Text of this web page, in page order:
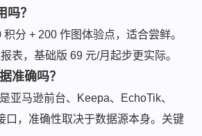
吗？
分 + 200 作图体验点，适合尝鲜。
表，基础版 69 元/月起步更实际。
准确吗？
亚马逊前台、Keepa、EchoTik、
口，准确性取决于数据源本身。关键